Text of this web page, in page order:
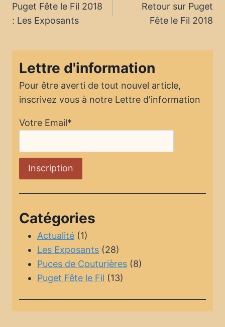
de
Puget Fête le Fil 2018
: Les Exposants
Retour sur Puget
Fête le Fil 2018
Lettre d'information
Pour être averti de tout nouvel article,
inscrivez vous à notre Lettre d'information
Votre Email*
Catégories
Actualité (1)
Les Exposants (28)
Puces de Couturières (8)
Puget Fête le Fil (13)